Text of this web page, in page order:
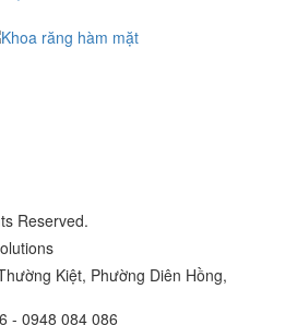
Reserved.
Kiệt, Phường Diên Hồng,
- 0948 084 086